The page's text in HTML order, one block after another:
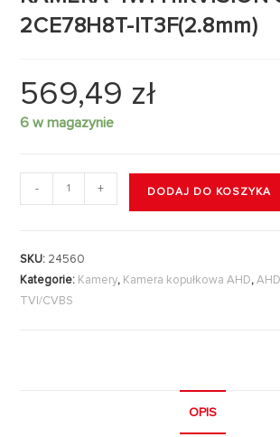
2CE78H8T-IT3F(2.8mm)
569,49 zł
6 w magazynie
- + DODAJ DO KOSZYKA
SKU: 24560
Kategorie: Kamery, Kamera kopułkowa AHD,
TVI/CVBS
OPIS